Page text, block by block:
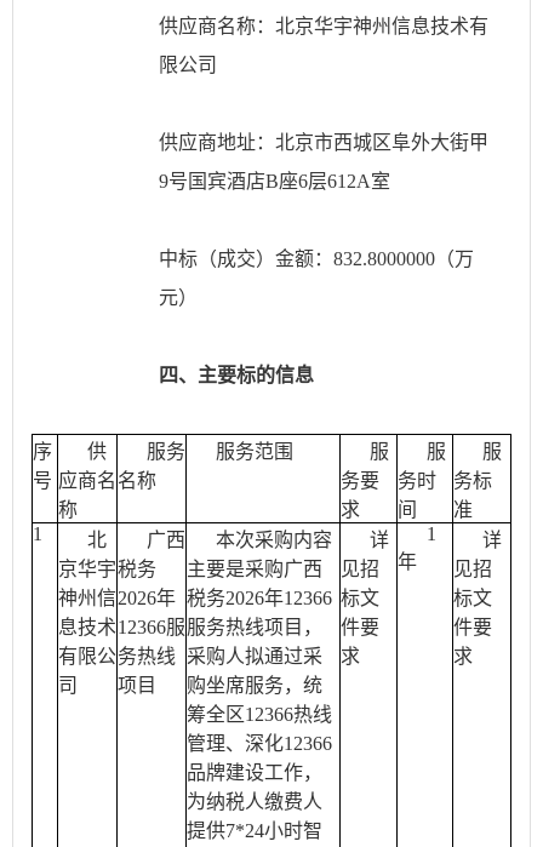
供应商名称：北京华宇神州信息技术有
限公司
供应商地址：北京市西城区阜外大街甲
9号国宾酒店B座6层612A室
中标（成交）金额： 832.8000000（万
元）
四、主要标的信息
序
号
供
应商名
称
服务
名称
服务范围
服
务要
求
服
务时
间
服
务标
准
1
北
京华宇
神州信
息技术
有限公
司
广西
税务
2026年
12366服
务热线
项目
本次采购内容
主要是采购广西
税务2026年12366
服务热线项目，
采购人拟通过采
购坐席服务，统
筹全区12366热线
管理、深化12366
品牌建设工作，
为纳税人缴费人
提供7*24小时智
详
见招
标文
件要
求
1
年
详
见招
标文
件要
求